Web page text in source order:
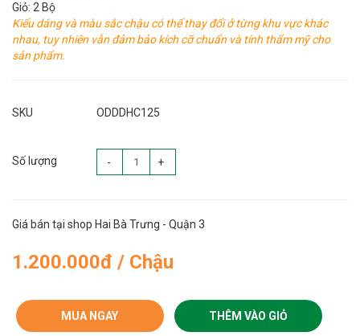
Giỏ: 2 Bộ
Kiểu dáng và màu sắc chậu có thể thay đổi ở từng khu vực khác
nhau, tuy nhiên vẫn đảm bảo kích cỡ chuẩn và tính thẩm mỹ cho
sản phẩm.
SKU ODDDHC125
Số lượng - +
Giá bán tại shop Hai Bà Trưng - Quận 3
1.200.000đ / Chậu
MUA NGAY THÊM VÀO GIỎ